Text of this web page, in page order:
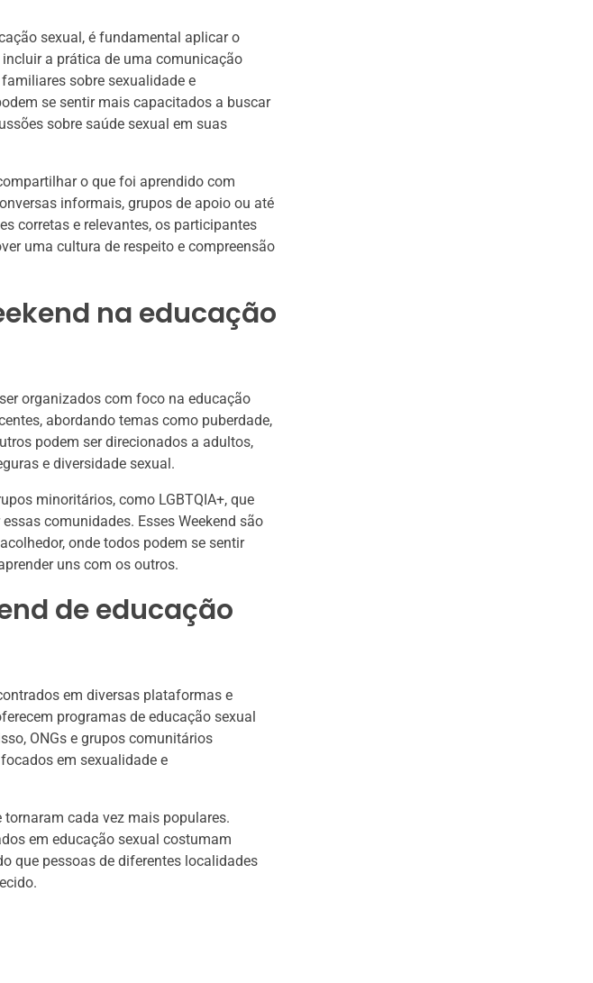
sexual, é fundamental aplicar o
a prática de uma comunicação
sobre sexualidade e
se sentir mais capacitados a buscar
sobre saúde sexual em suas
o que foi aprendido com
informais, grupos de apoio ou até
corretas e relevantes, os participantes
uma cultura de respeito e compreensão
na educação
organizados com foco na educação
abordando temas como puberdade,
podem ser direcionados a adultos,
e diversidade sexual.
minoritários, como LGBTQIA+, que
comunidades. Esses Weekend são
onde todos podem se sentir
uns com os outros.
de educação
em diversas plataformas e
programas de educação sexual
ONGs e grupos comunitários
em sexualidade e
tornaram cada vez mais populares.
em educação sexual costumam
que pessoas de diferentes localidades